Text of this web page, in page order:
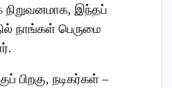
நிறுவனமாக, இந்தப்
நாங்கள் பெருமை
பிறகு, நடிகர்கள் –